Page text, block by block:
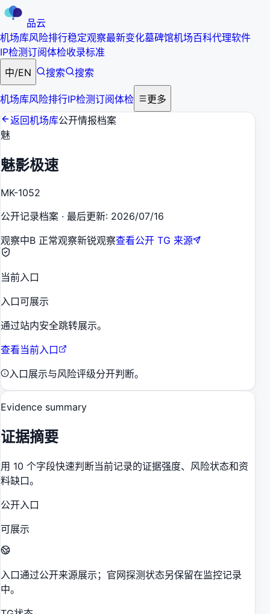
品云
机场库风险排行稳定观察最新变化墓碑馆机场百科代理软件
IP检测订阅体检收录标准
中/EN 搜索 搜索
机场库风险排行IP检测订阅体检
更多
返回机场库公开情报档案
魅
魅影极速
MK-1052
公开记录档案 · 最后更新: 2026/07/16
观察中B 正常观察新锐观察查看公开 TG 来源
当前入口
入口可展示
通过站内安全跳转展示。
查看当前入口
入口展示与风险评级分开判断。
Evidence summary
证据摘要
用 10 个字段快速判断当前记录的证据强度、风险状态和资
料缺口。
公开入口
可展示
入口通过公开来源展示；官网探测状态另保留在监控记录
中。